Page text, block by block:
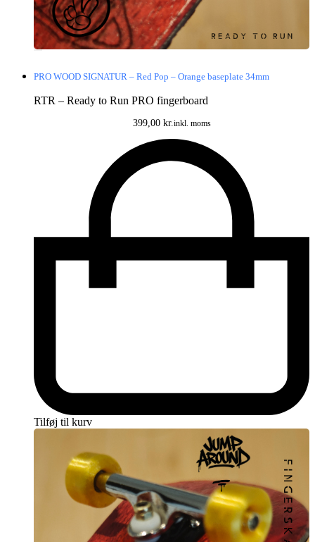
PRO WOOD SIGNATUR – Red Pop – Orange baseplate 34mm
RTR – Ready to Run PRO fingerboard
399,00 kr.inkl. moms
Tilføj til kurv